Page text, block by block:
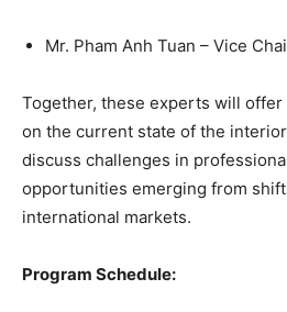
Mr. Pham Anh Tuan – Vice
Together, these experts will
on the current state of the
discuss challenges in
opportunities emerging from
international markets.
Program Schedule: